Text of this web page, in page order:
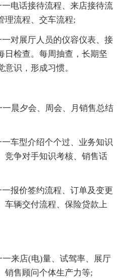
电话接待流程、来店接待流
理流程、交车流程;
对展厅人员的仪容仪表、接
日检查。每周抽查，长期坚
识，形成习惯。
晨夕会、周会、月销售总结
车型介绍个个过、业务知识
竞争对手知识考核、销售话
报价签约流程、订单及变更
车辆交付流程、保险贷款上
来店(电)量、试驾率、展厅
销售顾问个体生产力等;